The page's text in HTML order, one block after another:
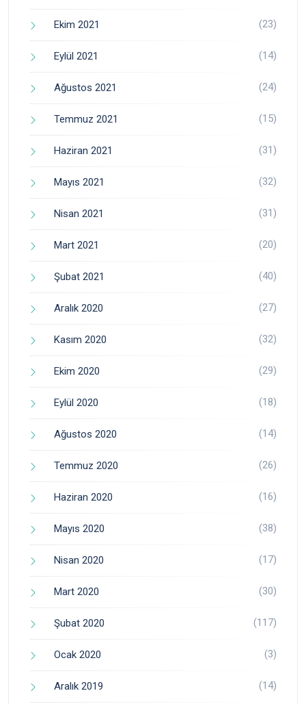
Ekim 2021 (23)
Eylül 2021 (14)
Ağustos 2021 (24)
Temmuz 2021 (15)
Haziran 2021 (31)
Mayıs 2021 (32)
Nisan 2021 (31)
Mart 2021 (20)
Şubat 2021 (40)
Aralık 2020 (27)
Kasım 2020 (32)
Ekim 2020 (29)
Eylül 2020 (18)
Ağustos 2020 (14)
Temmuz 2020 (26)
Haziran 2020 (16)
Mayıs 2020 (38)
Nisan 2020 (17)
Mart 2020 (30)
Şubat 2020 (117)
Ocak 2020 (3)
Aralık 2019 (14)